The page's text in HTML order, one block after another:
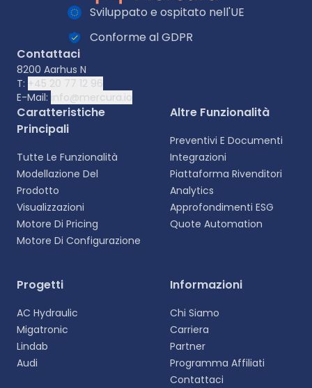
Sviluppato e ospitato nell'UE
Conforme al GDPR
Contattaci
8200 Aarhus N
T: +45 20 77 12 96
E-Mail: info@mercura.io
Caratteristiche
Principali
Tutte Le Funzionalità
Modellazione Del
Prodotto
Visualizzazioni
Motore Di Pricing
Motore Di Configurazione
Altre Funzionalità
Preventivi E Documenti
Integrazioni
Piattaforma Rivenditori
Analytics
Approfondimenti ESG
Quote Automation
Progetti
AC Hydraulic
Migatronic
Lindab
Audi
Informazioni
Chi Siamo
Carriera
Partner
Programma Affiliati
Contattaci